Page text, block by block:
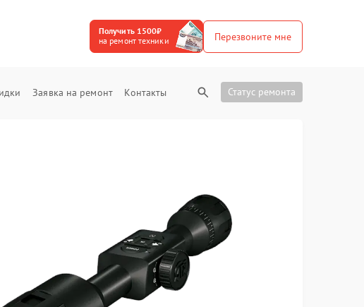
Получить 1500₽
на ремонт техники
Перезвоните мне
Заявка на ремонт Контакты Статус ремонта